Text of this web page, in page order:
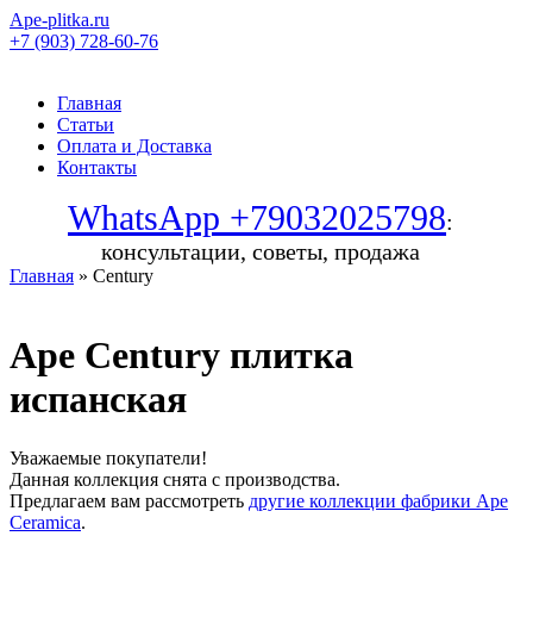
Ape-plitka.ru
+7 (903) 728-60-76
Главная
Статьи
Оплата и Доставка
Контакты
WhatsApp +79032025798:
консультации, советы, продажа
Главная » Century
Ape Century плитка
испанская
Уважаемые покупатели!
Данная коллекция снята с производства.
Предлагаем вам рассмотреть другие коллекции фабрики Ape
Ceramica.